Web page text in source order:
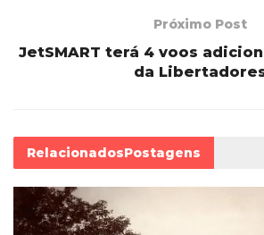
Próximo Post
JetSMART terá 4 voos
da
RelacionadosPostagens